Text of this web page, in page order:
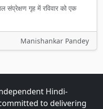
संप्रेक्षण गृह में रविवार को एक
Manishankar Pandey
Hindi-
to delivering